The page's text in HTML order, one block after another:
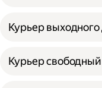
Курьер выходного
Курьер